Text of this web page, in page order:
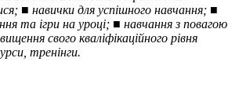
■ навички для успішного навчання; ■
та ігри на уроці; ■ навчання з повагою
свого кваліфікаційного рівня
тренінги.